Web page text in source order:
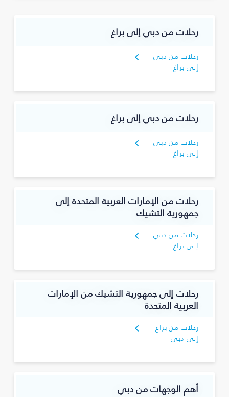
رحلات من دبي إلى براغ
رحلات من دبي
إلى براغ
رحلات من دبي إلى براغ
رحلات من دبي
إلى براغ
رحلات من الإمارات العربية المتحدة إلى
جمهورية التشيك
رحلات من دبي
إلى براغ
رحلات إلى جمهورية التشيك من الإمارات
العربية المتحدة
رحلات من براغ
إلى دبي
أهم الوجهات من دبي